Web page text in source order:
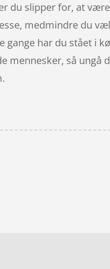
du slipper for, at
medmindre du
har du stået i
mennesker, så